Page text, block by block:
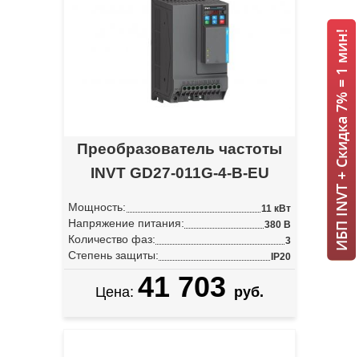
Преобразователь частоты
INVT GD27-011G-4-B-EU
Мощность: 11 кВт
Напряжение питания: 380 В
Количество фаз: 3
Степень защиты: IP20
Цена: 41 703 руб.
ИБП INVT + Скидка 7% = 1 мин!